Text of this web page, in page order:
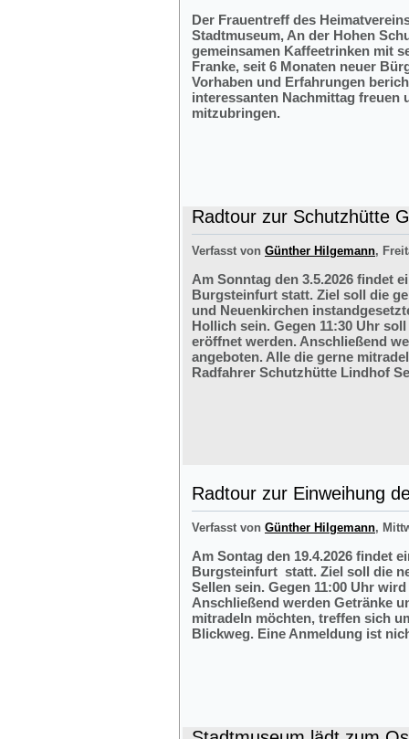
Der Frauentreff des
Stadtmuseum, An der Hohen
gemeinsamen Kaffeetrinken mit
Franke, seit 6 Monaten neuer
Vorhaben und Erfahrungen
interessanten Nachmittag freuen
mitzubringen.
Radtour zur Schutzhütte
Verfasst von Günther Hilgemann,
Am Sonntag den 3.5.2026 findet
Burgsteinfurt statt. Ziel soll die
und Neuenkirchen
Hollich sein. Gegen 11:30 Uhr
eröffnet werden. Anschließend
angeboten. Alle die gerne
Radfahrer Schutzhütte Lindhof
Radtour zur Einweihung
Verfasst von Günther Hilgemann,
Am Sontag den 19.4.2026 findet
Burgsteinfurt statt. Ziel soll die
Sellen sein. Gegen 11:00 Uhr
Anschließend werden Getränke
mitradeln möchten, treffen sich
Blickweg. Eine Anmeldung ist